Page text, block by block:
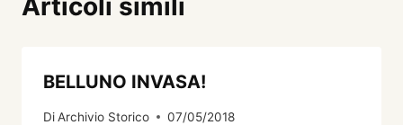
Articoli simili
BELLUNO INVASA!
DiArchivio Storico 07/05/2018